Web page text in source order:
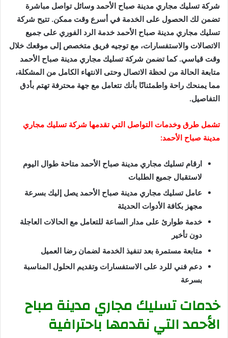
شركة تسليك مجاري مدينة صباح الأحمد وسائل تواصل مباشرة
تضمن لك الحصول على الخدمة في أسرع وقت ممكن. تتيح شركة
تسليك مجاري مدينة صباح الأحمد خدمة الرد الفوري على جميع
الاتصالات والاستفسارات، مع توجيه فريق متخصص إلى موقعك خلال
وقت قياسي. كما تضمن شركة تسليك مجاري مدينة صباح الأحمد
متابعة الحالة من لحظة الاتصال وحتى الانتهاء الكامل من المشكلة،
مما يمنحك راحة واطمئنانًا بأنك تتعامل مع جهة محترفة تهتم بأدق
التفاصيل.
تشمل طرق وخدمات التواصل التي تقدمها شركة تسليك مجاري
مدينة صباح الأحمد:
ارقام تسليك مجاري مدينة صباح الأحمد متاحة طوال اليوم
لاستقبال جميع الطلبات
عامل تسليك مجاري مدينة صباح الأحمد يصل إليك بسرعة
مجهز بكافة الأدوات الحديثة
خدمة طوارئ على مدار الساعة للتعامل مع الحالات العاجلة
دون تأخير
متابعة مستمرة بعد تنفيذ الخدمة لضمان رضا العميل
دعم فني للرد على الاستفسارات وتقديم الحلول المناسبة
بسرعة
خدمات تسليك مجاري مدينة صباح
الأحمد التي نقدمها باحترافية